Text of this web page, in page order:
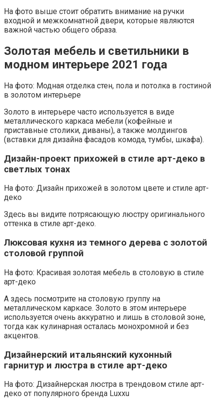
На фото выше стоит обратить внимание на ручки
входной и межкомнатной двери, которые являются
важной частью общего образа.
Золотая мебель и светильники в
модном интерьере 2021 года
На фото: Модная отделка стен, пола и потолка в гостиной
в золотом интерьере
Золото в интерьере часто используется в виде
металлического каркаса мебели (кофейные и
приставные столики, диваны), а также молдингов
(вставки для дизайна фасадов комода, тумбы, шкафа).
Дизайн-проект прихожей в стиле арт-деко в
светлых тонах
На фото: Дизайн прихожей в золотом цвете и стиле арт-
деко
Здесь вы видите потрясающую люстру оригинального
оттенка в стиле арт-деко.
Люксовая кухня из темного дерева с золотой
столовой группой
На фото: Красивая золотая мебель в столовую в стиле
арт-деко
А здесь посмотрите на столовую группу на
металлическом каркасе. Золото в этом интерьере
используется очень аккуратно и лишь в столовой зоне,
тогда как кулинарная осталась монохромной и без
акцентов.
Дизайнерский итальянский кухонный
гарнитур и люстра в стиле арт-деко
На фото: Дизайнерская люстра в трендовом стиле арт-
деко от популярного бренда Luxxu